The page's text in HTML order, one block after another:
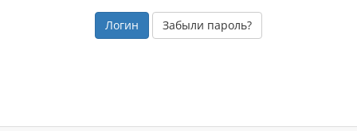
Забыли пароль?